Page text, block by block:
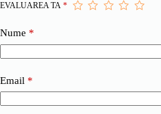
EVALUAREA TA *
Nume *
Email *